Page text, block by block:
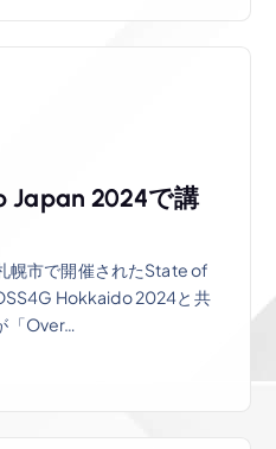
2024で講
幌市で開催されたState of
Hokkaido 2024と共
「Over…